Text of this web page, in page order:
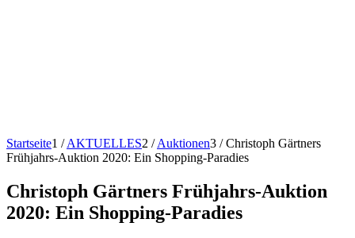
Startseite1 / AKTUELLES2 / Auktionen3 / Christoph Gärtners
Frühjahrs-Auktion 2020: Ein Shopping-Paradies
Christoph Gärtners Frühjahrs-Auktion
2020: Ein Shopping-Paradies